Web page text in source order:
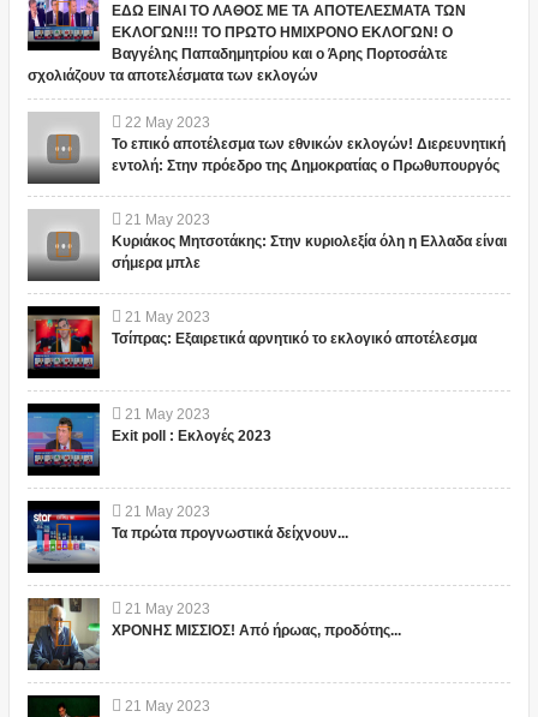
ΕΔΩ ΕΙΝΑΙ ΤΟ ΛΑΘΟΣ ΜΕ ΤΑ ΑΠΟΤΕΛΕΣΜΑΤΑ ΤΩΝ
ΕΚΛΟΓΩΝ!!! ΤΟ ΠΡΩΤΟ ΗΜΙΧΡΟΝΟ ΕΚΛΟΓΩΝ! Ο
Βαγγέλης Παπαδημητρίου και ο Άρης Πορτοσάλτε
σχολιάζουν τα αποτελέσματα των εκλογών
22 May 2023
Το επικό αποτέλεσμα των εθνικών εκλογών! Διερευνητική
εντολή: Στην πρόεδρο της Δημοκρατίας ο Πρωθυπουργός
21 May 2023
Κυριάκος Μητσοτάκης: Στην κυριολεξία όλη η Ελλαδα είναι
σήμερα μπλε
21 May 2023
Τσίπρας: Εξαιρετικά αρνητικό το εκλογικό αποτέλεσμα
21 May 2023
Exit poll : Εκλογές 2023
21 May 2023
Τα πρώτα προγνωστικά δείχνουν...
21 May 2023
ΧΡΟΝΗΣ ΜΙΣΣΙΟΣ! Από ήρωας, προδότης...
21 May 2023